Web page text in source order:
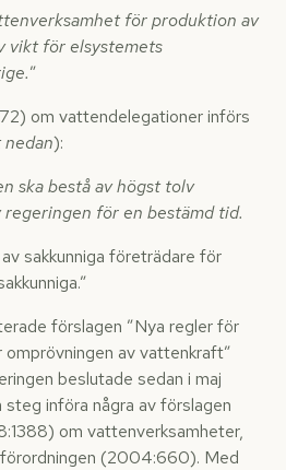
för produktion av
vikt för elsystemets
”
om vattendelegationer införs
):
ska bestå av högst tolv
regeringen för en bestämd tid.
sakkunniga företrädare för
förslagen ”Nya regler för
av vattenkraft”
beslutade sedan i maj
införa några av förslagen
om vattenverksamheter,
(2004:660). Med